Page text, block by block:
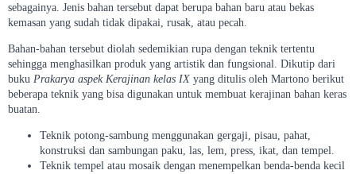
sebagainya. Jenis bahan tersebut dapat berupa bahan baru atau bekas
kemasan yang sudah tidak dipakai, rusak, atau pecah.
Bahan-bahan tersebut diolah sedemikian rupa dengan teknik tertentu
sehingga menghasilkan produk yang artistik dan fungsional. Dikutip dari
buku Prakarya aspek Kerajinan kelas IX yang ditulis oleh Martono berikut
beberapa teknik yang bisa digunakan untuk membuat kerajinan bahan keras
buatan.
Teknik potong-sambung menggunakan gergaji, pisau, pahat,
konstruksi dan sambungan paku, las, lem, press, ikat, dan tempel.
Teknik tempel atau mosaik dengan menempelkan benda-benda kecil